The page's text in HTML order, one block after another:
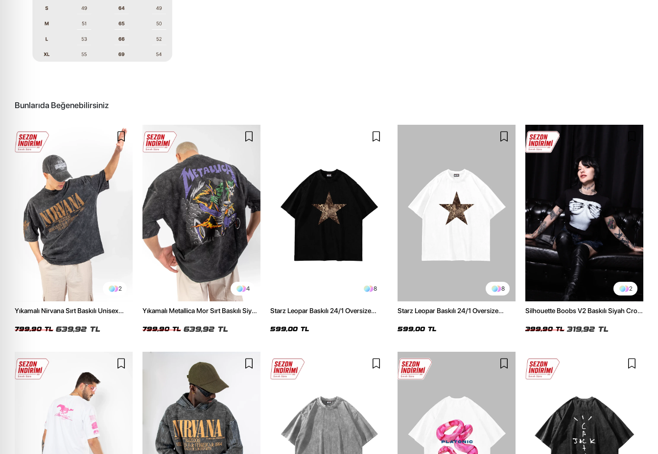
Bunlarıda Beğenebilirsiniz
2
Yıkamalı Nirvana Sırt Baskılı Unisex
799,90 TL 639,92 TL
4
Yıkamalı Metallica Mor Sırt Baskılı Siyah
799,90 TL 639,92 TL
8
Starz Leopar Baskılı 24/1 Oversize
599,00 TL
8
Starz Leopar Baskılı 24/1 Oversize
599,00 TL
2
Silhouette Boobs V2 Baskılı Siyah Crop
399,90 TL 319,92 TL